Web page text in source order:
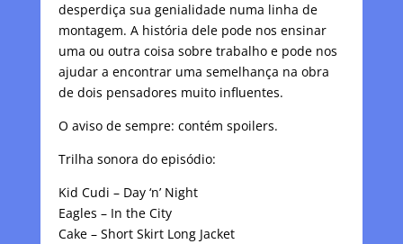
desperdiça sua genialidade numa linha de
montagem. A história dele pode nos ensinar
uma ou outra coisa sobre trabalho e pode nos
ajudar a encontrar uma semelhança na obra
de dois pensadores muito influentes.
O aviso de sempre: contém spoilers.
Trilha sonora do episódio:
Kid Cudi – Day ‘n’ Night
Eagles – In the City
Cake – Short Skirt Long Jacket